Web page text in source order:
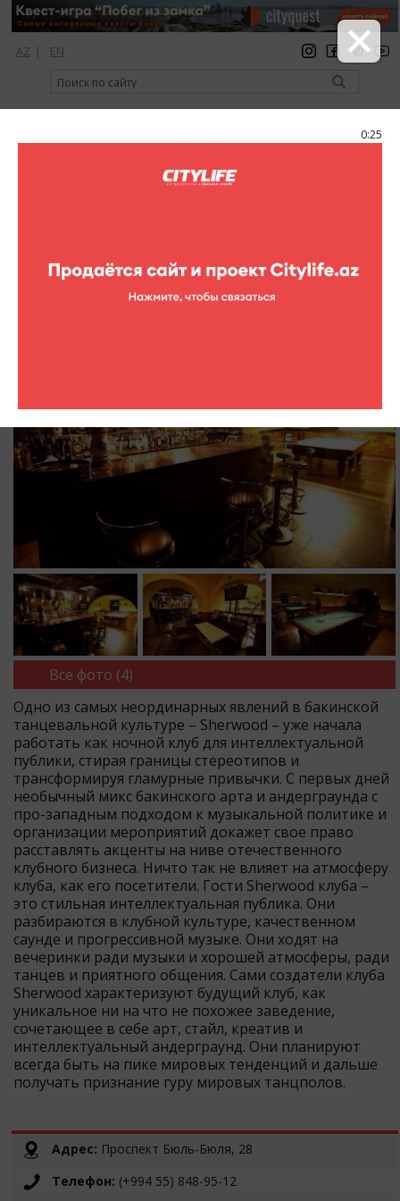
0:24
AZ | EN
регистрация вход Citylife Magazine
Sherwood
Все фото (4)
Одно из самых неординарных явлений в бакинской
танцевальной культуре – Sherwood – уже начала
работать как ночной клуб для интеллектуальной
публики, стирая границы стереотипов и
трансформируя гламурные привычки. С первых дней
необычный микс бакинского арта и андерграунда с
про-западным подходом к музыкальной политике и
организации мероприятий докажет свое право
расставлять акценты на ниве отечественного
клубного бизнеса. Ничто так не влияет на атмосферу
клуба, как его посетители. Гости Sherwood клуба –
это стильная интеллектуальная публика. Они
разбираются в клубной культуре, качественном
саунде и прогрессивной музыке. Они ходят на
вечеринки ради музыки и хорошей атмосферы, ради
танцев и приятного общения. Сами создатели клуба
Sherwood характеризуют будущий клуб, как
уникальное ни на что не похожее заведение,
сочетающее в себе арт, стайл, креатив и
интеллектуальный андерграунд. Они планируют
всегда быть на пике мировых тенденций и дальше
получать признание гуру мировых танцполов.
Адрес: Проспект Бюль-Бюля, 28
Телефон: (+994 55) 848-95-12